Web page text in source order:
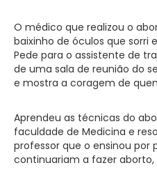
O médico que realizou o
baixinho de óculos que
Pede para o assistente de
de uma sala de reunião do
e mostra a coragem de
Aprendeu as técnicas do
faculdade de Medicina e
professor que o ensinou por
continuariam a fazer aborto,